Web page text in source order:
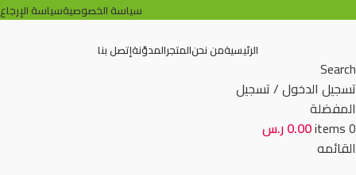
سياسة الخصوصيةسياسة الإرجاع
الرئيسيةمن نحنالمتجرالمدوّنةإتصل بنا
Search
تسجيل الدخول / تسجيل
المفضلة
0
items
0.00ر.س
القائمه